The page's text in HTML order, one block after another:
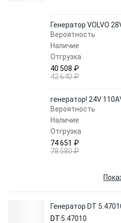
Генератор VOLVO
Вероятность
Наличие
Отгрузка
40 508 ₽
42 640 ₽
генератор! 24V
Вероятность
Наличие
Отгрузка
74 651 ₽
78 580 ₽
Генератор DT
DT 5.47010